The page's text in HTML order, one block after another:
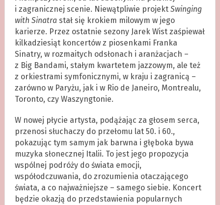
i zagranicznej scenie. Niewątpliwie projekt Swinging
with Sinatrastał się krokiem milowym w jego
karierze. Przez ostatnie sezony Jarek Wist zaśpiewał
kilkadziesiąt koncertów z piosenkami Franka
Sinatry, w rozmaitych odsłonach i aranżacjach –
z Big Bandami, stałym kwartetem jazzowym, ale też
z orkiestrami symfonicznymi, w kraju i zagranicą –
zarówno w Paryżu, jak i w Rio de Janeiro, Montrealu,
Toronto, czy Waszyngtonie.
W nowej płycie artysta, podążając za głosem serca,
przenosi słuchaczy do przełomu lat 50. i 60.,
pokazując tym samym jak barwna i głęboka bywa
muzyka słonecznej Italii. To jest jego propozycja
wspólnej podróży do świata emocji,
współodczuwania, do zrozumienia otaczającego
świata, a co najważniejsze – samego siebie. Koncert
będzie okazją do przedstawienia popularnych